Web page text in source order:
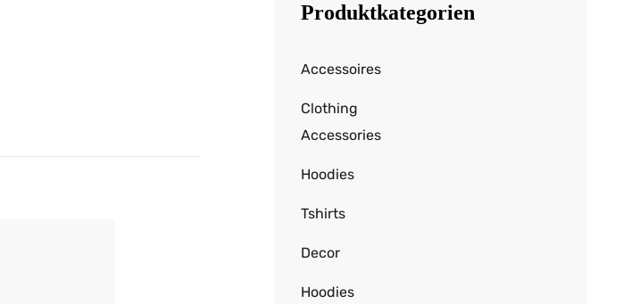
Produktkategorien
Accessoires
Clothing
Accessories
Hoodies
Tshirts
Decor
Hoodies